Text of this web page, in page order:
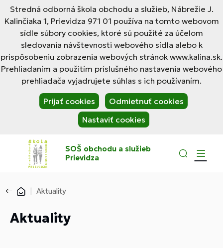
Stredná odborná škola obchodu a služieb, Nábrežie J.
Kalinčiaka 1, Prievidza 971 01 používa na tomto webovom
sídle súbory cookies, ktoré sú použité za účelom
sledovania návštevnosti webového sídla alebo k
prispôsobeniu zobrazenia webových stránok www.kalina.sk.
Prehliadaním a použitím príslušného nastavenia webového
prehliadača vyjadrujete súhlas s ich používaním.
Prijať cookies
Odmietnuť cookies
Nastaviť cookies
SOŠ obchodu a služieb
Prievidza
Aktuality
Aktuality